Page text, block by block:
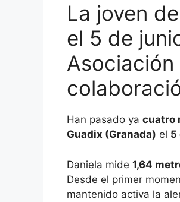
La joven
el 5 de
Asociación
Han pasado ya cuatro
Guadix (Granada) el 5
Daniela mide 1,64
Desde el primer
mantenido activa la